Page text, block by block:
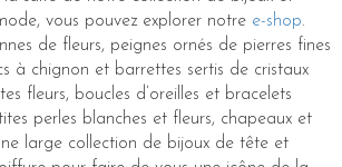
vous pouvez explorer notre e-shop.
de fleurs, peignes ornés de pierres fines
à chignon et barrettes sertis de cristaux
fleurs, boucles d’oreilles et bracelets
perles blanches et fleurs, chapeaux et
large collection de bijoux de tête et